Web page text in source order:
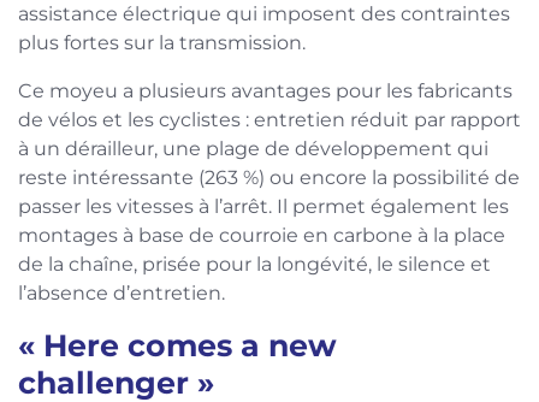
assistance électrique qui imposent des contraintes
plus fortes sur la transmission.
Ce moyeu a plusieurs avantages pour les fabricants
de vélos et les cyclistes : entretien réduit par rapport
à un dérailleur, une plage de développement qui
reste intéressante (263 %) ou encore la possibilité de
passer les vitesses à l’arrêt. Il permet également les
montages à base de courroie en carbone à la place
de la chaîne, prisée pour la longévité, le silence et
l’absence d’entretien.
« Here comes a new
challenger »